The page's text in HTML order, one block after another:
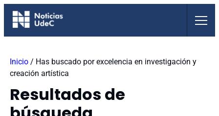
Saltar
Inicio / Has buscado por excelencia en investigación y
creación artística
Resultados de